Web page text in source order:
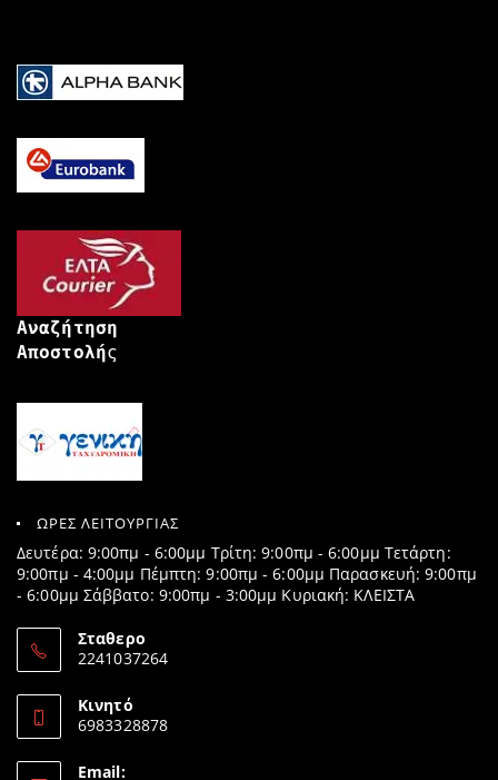
Αναζήτηση
Αποστολής
ΩΡΕΣ ΛΕΙΤΟΥΡΓΙΑΣ
Δευτέρα: 9:00πμ - 6:00μμ Τρίτη: 9:00πμ - 6:00μμ Τετάρτη:
9:00πμ - 4:00μμ Πέμπτη: 9:00πμ - 6:00μμ Παρασκευή: 9:00πμ
- 6:00μμ Σάββατο: 9:00πμ - 3:00μμ Κυριακή: ΚΛΕΙΣΤΑ
Σταθερο
2241037264
in
your
Κινητό
6983328878
in
Email: